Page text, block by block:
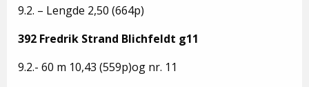
9.2. – Lengde 2,50 (664p)
392 Fredrik Strand Blichfeldt g11
9.2.- 60 m 10,43 (559p)og nr. 11